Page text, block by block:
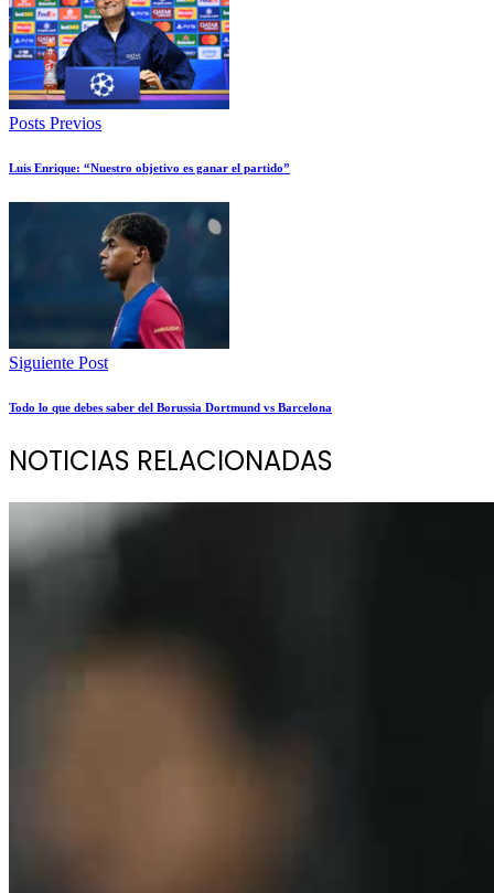
Posts Previos
Luis Enrique: “Nuestro objetivo es ganar el partido”
Siguiente Post
Todo lo que debes saber del Borussia Dortmund vs Barcelona
NOTICIAS RELACIONADAS